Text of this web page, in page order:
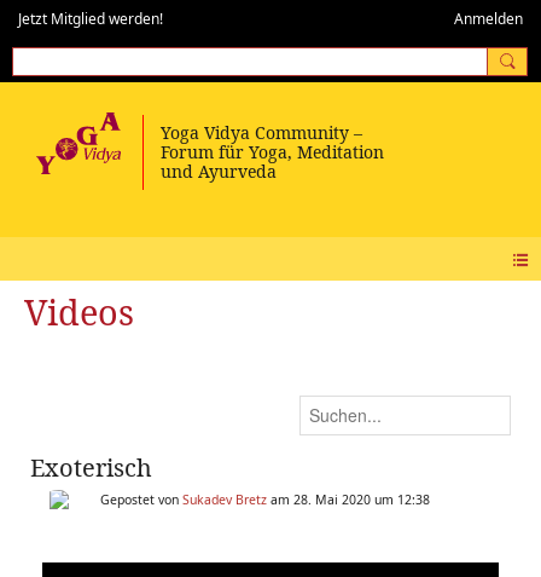
Jetzt Mitglied werden! Anmelden
Videos
Exoterisch
Gepostet von Sukadev Bretz am 28. Mai 2020 um 12:38